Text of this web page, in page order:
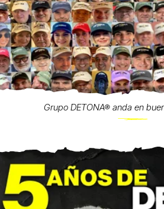
Grupo DETONA® anda en